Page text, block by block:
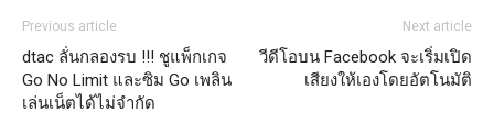
Previous article
dtac ลั่นกลองรบ !!! ชูแพ็กเกจ
Go No Limit และซิม Go เพลิน
เล่นเน็ตได้ไม่จำกัด
Next article
วีดีโอบน Facebook จะเริ่มเปิด
เสียงให้เองโดยอัตโนมัติ